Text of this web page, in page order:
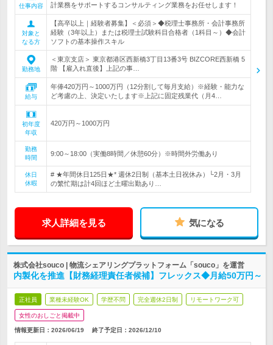
仕事内容
計業務をサポートするコンサルティング業務をお任せします！
対象と
なる方
【高卒以上｜経験者募集】＜必須＞◆税理士事務所・会計事務所
経験（3年以上）または税理士試験科目合格者（1科目～）◆会計
ソフトの基本操作スキル
勤務地
＜東京支店＞ 東京都港区西新橋3丁目13番3号 BIZCORE西新橋 5
階 【雇入れ直後】上記の事…
給与
年俸420万円～1000万円（12分割して毎月支給）※経験・能力な
ど考慮の上、決定いたします※上記に固定残業代（月4…
初年度
年収
420万円～1000万円
勤務
時間
9:00～18:00（実働8時間／休憩60分）※時間外労働あり
休日
休暇
# ★年間休日125日★* 週休2日制（基本土日祝休み）└2月・3月
の繁忙期は計4回ほど土曜出勤あり…
求人詳細を見る 気になる
株式会社souco | 物流シェアリングプラットフォーム「souco」を運営
内製化を推進【財務経理責任者候補】フレックス◆月給50万円～
正社員 業種未経験OK 学歴不問 完全週休2日制 リモートワーク可
女性のおしごと掲載中
情報更新日：2026/06/19 終了予定日： 2026/12/10